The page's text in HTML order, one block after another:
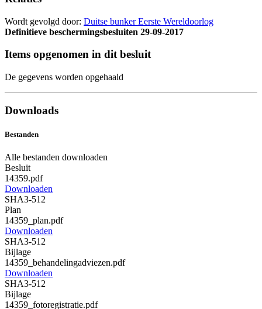
Wordt gevolgd door: Duitse bunker Eerste Wereldoorlog
Definitieve beschermingsbesluiten 29-09-2017
Items opgenomen in dit besluit
De gegevens worden opgehaald
Downloads
Bestanden
Alle bestanden downloaden
Besluit
14359.pdf
Downloaden
SHA3-512
Plan
14359_plan.pdf
Downloaden
SHA3-512
Bijlage
14359_behandelingadviezen.pdf
Downloaden
SHA3-512
Bijlage
14359_fotoregistratie.pdf